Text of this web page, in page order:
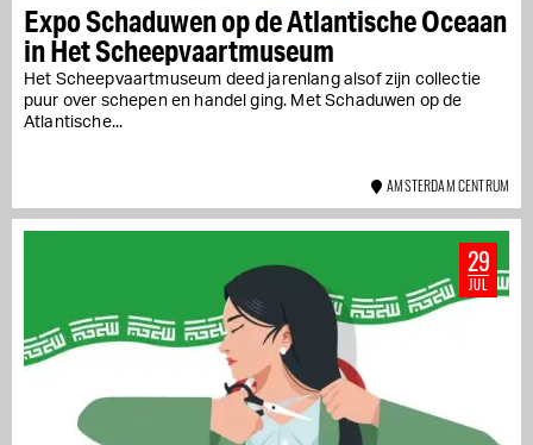
Expo Schaduwen op de Atlantische Oceaan
in Het Scheepvaartmuseum
Het Scheepvaartmuseum deed jarenlang alsof zijn collectie
puur over schepen en handel ging. Met Schaduwen op de
Atlantische...
AMSTERDAM CENTRUM
29
JUL